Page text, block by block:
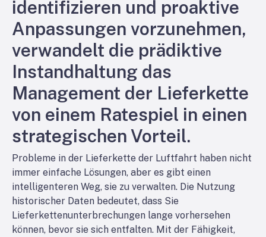
identifizieren und proaktive
Anpassungen vorzunehmen,
verwandelt die prädiktive
Instandhaltung das
Management der Lieferkette
von einem Ratespiel in einen
strategischen Vorteil.
Probleme in der Lieferkette der Luftfahrt haben nicht
immer einfache Lösungen, aber es gibt einen
intelligenteren Weg, sie zu verwalten. Die Nutzung
historischer Daten bedeutet, dass Sie
Lieferkettenunterbrechungen lange vorhersehen
können, bevor sie sich entfalten. Mit der Fähigkeit,